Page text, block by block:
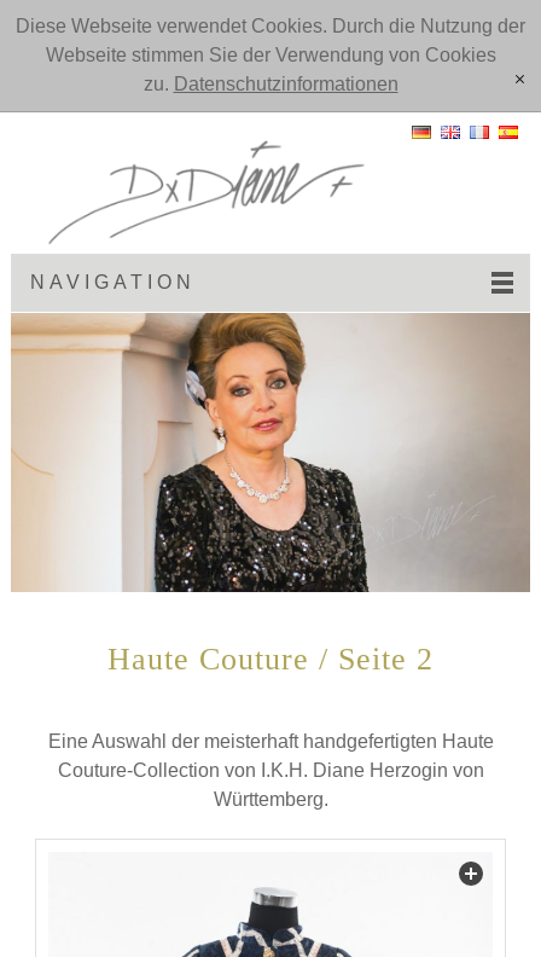
Diese Webseite verwendet Cookies. Durch die Nutzung der
Webseite stimmen Sie der Verwendung von Cookies
zu. Datenschutzinformationen [x]
NAVIGATION
Haute Couture / Seite 2
Eine Auswahl der meisterhaft handgefertigten Haute
Couture-Collection von I.K.H. Diane Herzogin von
Württemberg.